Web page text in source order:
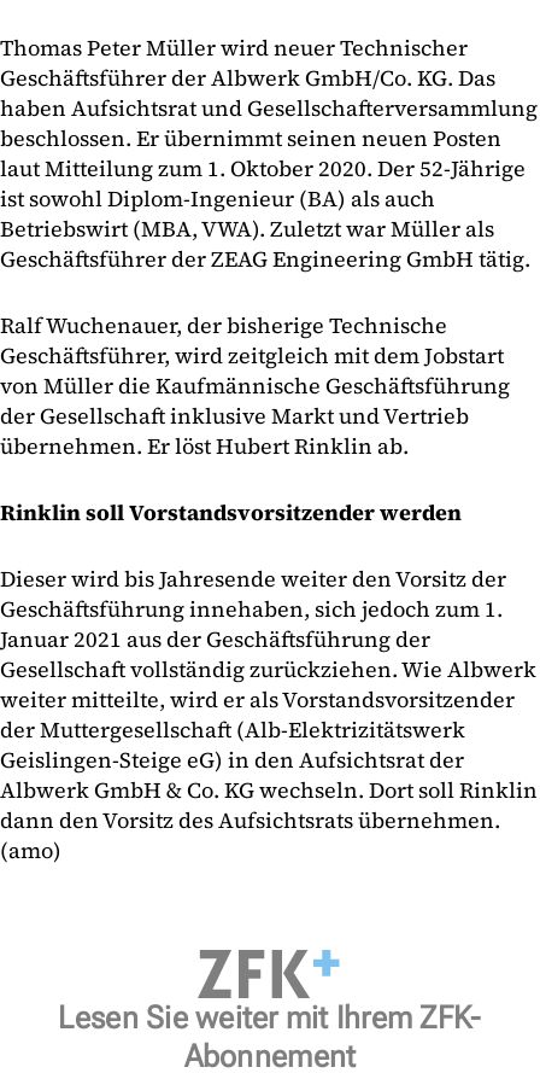
Thomas Peter Müller wird neuer Technischer
Geschäftsführer der Albwerk GmbH/Co. KG. Das
haben Aufsichtsrat und Gesellschafterversammlung
beschlossen. Er übernimmt seinen neuen Posten
laut Mitteilung zum 1. Oktober 2020. Der 52-Jährige
ist sowohl Diplom-Ingenieur (BA) als auch
Betriebswirt (MBA, VWA). Zuletzt war Müller als
Geschäftsführer der ZEAG Engineering GmbH tätig.
Ralf Wuchenauer, der bisherige Technische
Geschäftsführer, wird zeitgleich mit dem Jobstart
von Müller die Kaufmännische Geschäftsführung
der Gesellschaft inklusive Markt und Vertrieb
übernehmen. Er löst Hubert Rinklin ab.
Rinklin soll Vorstandsvorsitzender werden
Dieser wird bis Jahresende weiter den Vorsitz der
Geschäftsführung innehaben, sich jedoch zum 1.
Januar 2021 aus der Geschäftsführung der
Gesellschaft vollständig zurückziehen. Wie Albwerk
weiter mitteilte, wird er als Vorstandsvorsitzender
der Muttergesellschaft (Alb-Elektrizitätswerk
Geislingen-Steige eG) in den Aufsichtsrat der
Albwerk GmbH & Co. KG wechseln. Dort soll Rinklin
dann den Vorsitz des Aufsichtsrats übernehmen.
(amo)
Lesen Sie weiter mit Ihrem ZFK-
Abonnement